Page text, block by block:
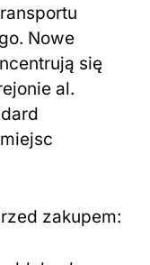
Nowe
się
al.
zakupem: